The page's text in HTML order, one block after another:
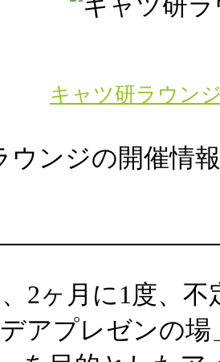
キャツ研ラウン
ウンジの開催情
2ヶ月に1度、
アプレゼンの